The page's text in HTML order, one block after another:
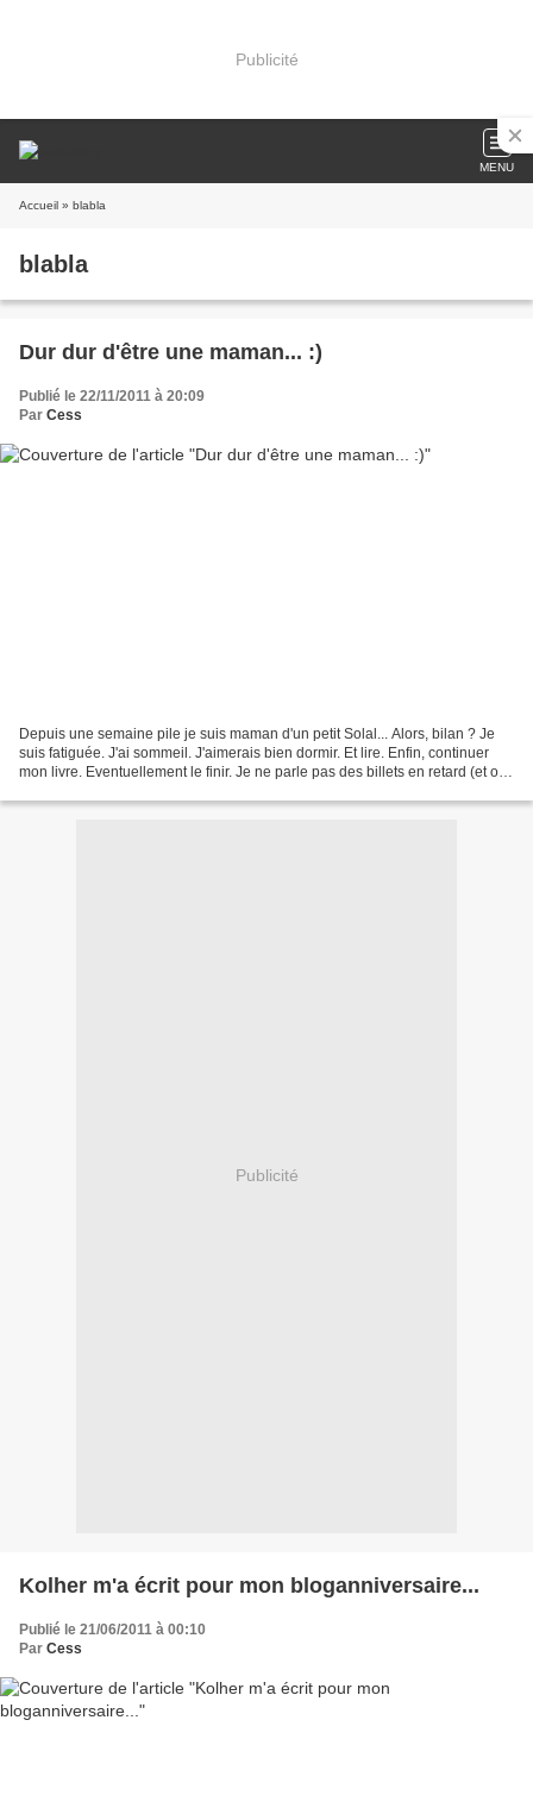
Publicité
MENU
Accueil » blabla
blabla
Dur dur d'être une maman... :)
Publié le 22/11/2011 à 20:09
Par Cess
Depuis une semaine pile je suis maman d'un petit Solal... Alors, bilan ? Je
suis fatiguée. J'ai sommeil. J'aimerais bien dormir. Et lire. Enfin, continuer
mon livre. Eventuellement le finir. Je ne parle pas des billets en retard (et oui
Publicité
Kolher m'a écrit pour mon bloganniversaire...
Publié le 21/06/2011 à 00:10
Par Cess